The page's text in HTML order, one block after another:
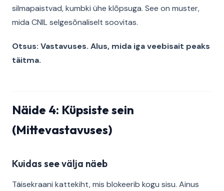
silmapaistvad, kumbki ühe klõpsuga. See on muster,
mida CNIL selgesõnaliselt soovitas.
Otsus: Vastavuses. Alus, mida iga veebisait peaks
täitma.
Näide 4: Küpsiste sein
(Mittevastavuses)
Kuidas see välja näeb
Täisekraani kattekiht, mis blokeerib kogu sisu. Ainus